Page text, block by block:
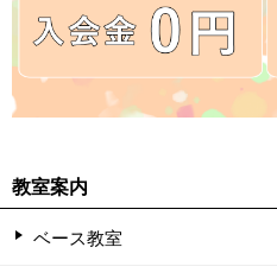
教室案内
ベース教室